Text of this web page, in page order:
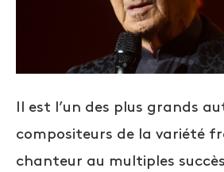
Il est l’un des plus grands
compositeurs de la variété
chanteur au multiples